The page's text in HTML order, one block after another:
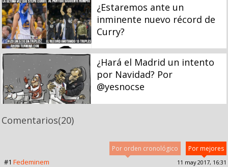
¿Estaremos ante un
inminente nuevo récord de
Curry?
¿Hará el Madrid un intento
por Navidad? Por
@yesnocse
Comentarios(20)
Por mejores
Por orden cronológico
#1 Fedeminem 11 may 2017, 16:31